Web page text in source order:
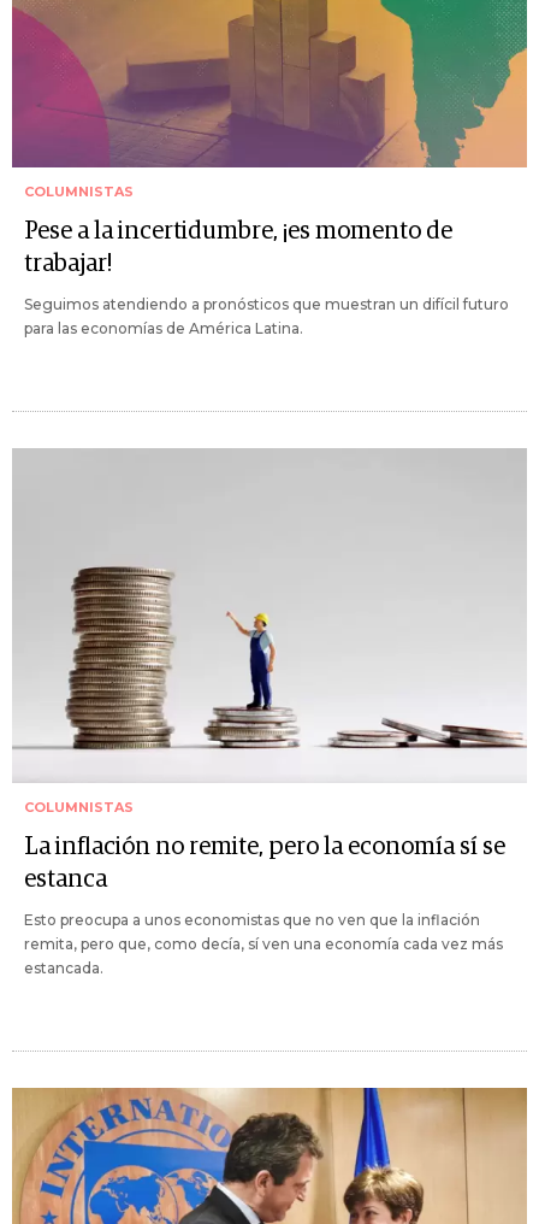
COLUMNISTAS
Pese a la incertidumbre, ¡es momento de
trabajar!
Seguimos atendiendo a pronósticos que muestran un difícil futuro
para las economías de América Latina.
COLUMNISTAS
La inflación no remite, pero la economía sí se
estanca
Esto preocupa a unos economistas que no ven que la inflación
remita, pero que, como decía, sí ven una economía cada vez más
estancada.